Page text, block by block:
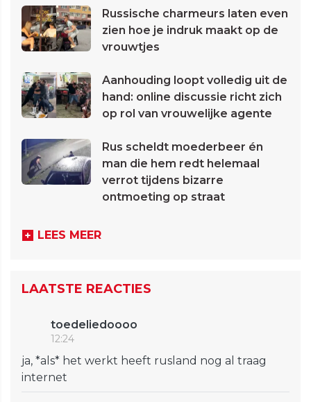
Russische charmeurs laten even
zien hoe je indruk maakt op de
vrouwtjes
Aanhouding loopt volledig uit de
hand: online discussie richt zich
op rol van vrouwelijke agente
Rus scheldt moederbeer én
man die hem redt helemaal
verrot tijdens bizarre
ontmoeting op straat
LEES MEER
LAATSTE REACTIES
toedeliedoooo
12:24
ja, *als* het werkt heeft rusland nog al traag
internet